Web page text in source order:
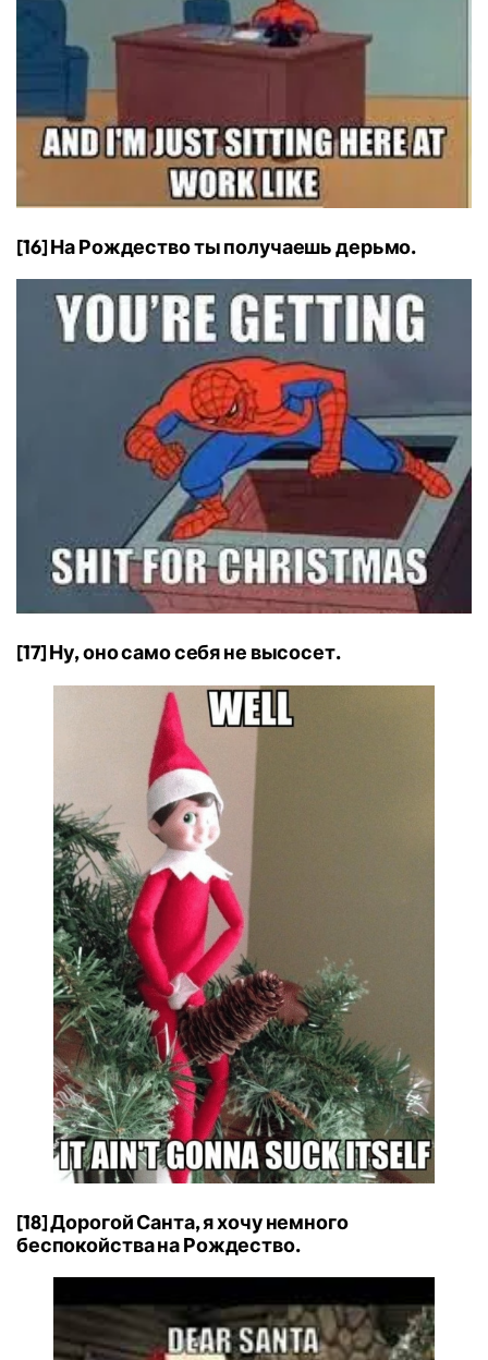
[16] На Рождество ты получаешь дерьмо.
[17] Ну, оно само себя не высосет.
[18] Дорогой Санта, я хочу немного
беспокойства на Рождество.